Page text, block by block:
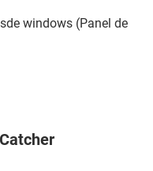
windows (Panel de